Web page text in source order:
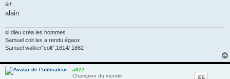
a+
alain
si dieu créa les hommes
Samuel colt les a rendu égaux
Samuel walker"colt",1814/ 1862
alf77
Champion du monde